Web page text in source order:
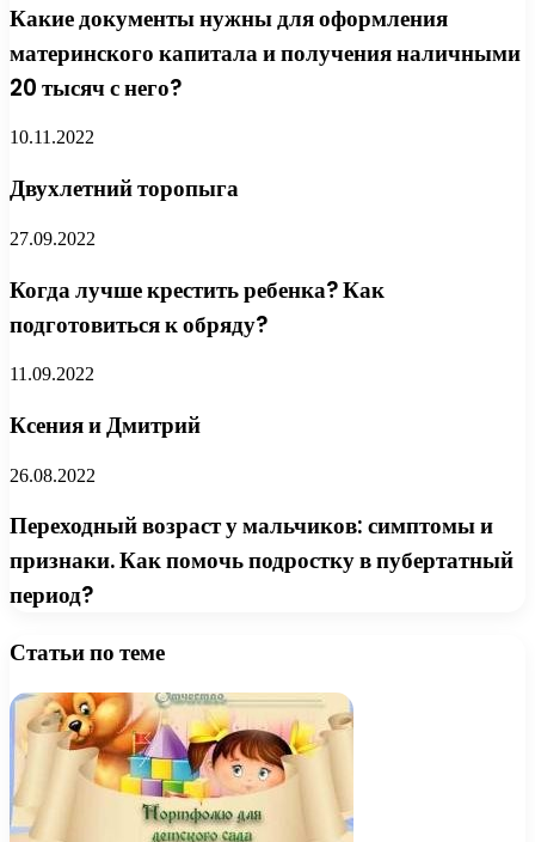
Какие документы нужны для оформления
материнского капитала и получения наличными
20 тысяч с него?
10.11.2022
Двухлетний торопыга
27.09.2022
Когда лучше крестить ребенка? Как
подготовиться к обряду?
11.09.2022
Ксения и Дмитрий
26.08.2022
Переходный возраст у мальчиков: симптомы и
признаки. Как помочь подростку в пубертатный
период?
Статьи по теме